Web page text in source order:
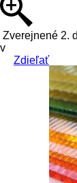
Zverejnené 2.
v
Zdieľať